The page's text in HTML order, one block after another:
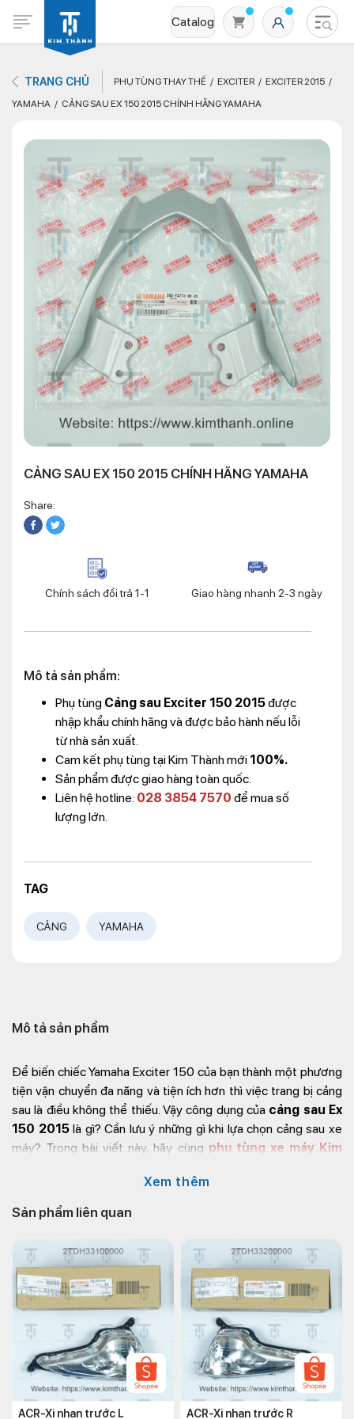
Catalog
Không có sản phẩm nào trong giỏ hàng
TRANG CHỦ PHỤ TÙNG THAY THẾ EXCITER
EXCITER 2015
YAMAHA
CẢNG SAU EX 150 2015 CHÍNH HÃNG YAMAHA
CẢNG SAU EX 150 2015 CHÍNH HÃNG YAMAHA
Share:
Chính sách đổi trả 1-1 Giao hàng nhanh 2-3 ngày
Mô tả sản phẩm:
Phụ tùng Cảng sau Exciter 150 2015được
nhập khẩu chính hãng và được bảo hành nếu lỗi
từ nhà sản xuất.
Cam kết phụ tùng tại Kim Thành mới 100%.
Sản phẩm được giao hàng toàn quốc.
Liên hệ hotline: 028 3854 7570 để mua số
lượng lớn.
TAG
CẢNG YAMAHA
Mô tả sản phẩm
Để biến chiếc Yamaha Exciter 150 của bạn thành một phương
tiện vận chuyển đa năng và tiện ích hơn thì việc trang bị cảng
sau là điều không thể thiếu. Vậy công dụng của cảng sau Ex
150 2015là gì? Cần lưu ý những gì khi lựa chọn cảng sau xe
máy? Trong bài viết này, hãy cùng phụ tùng xe máy Kim
máy Exciter 150 2015 nhé!
Công dụng cảng sau Yamaha
Exciter 2015
Cảng sau hay còn gọi là tay dắt Exciter 150 2015 không chỉ
giúp chiếc tăng tính thẩm mỹ và sang trọng mà còn có chức
năng bảo vệ linh kiện sau xe tránh khỏi những va chạm, trầy
xước không đáng có. Đồng thời,
phụ kiện xe Exciternày còn
có công dụng làm giá đỡ, tạo thêm không gian cho xe để vận
chuyển hàng hóa, hành lý hoặc đồ đạc cá nhân.
Bên cạnh đó, một số người còn sử dụng tay dắt sau để gắn
Xem thêm
Sản phẩm liên quan
ACR-Xi nhan trước L
ACR-Xi nhan trước R